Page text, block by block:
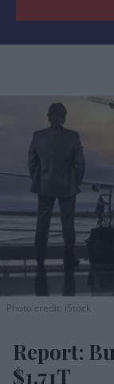
Photo credit: iStock
Report:
$1.71T
Vishnu Rageev